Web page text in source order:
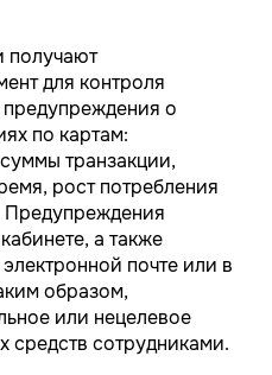
получают
для контроля
о
по картам:
транзакции,
рост потребления
Предупреждения
а также
почте или в
образом,
или нецелевое
средств сотрудниками.